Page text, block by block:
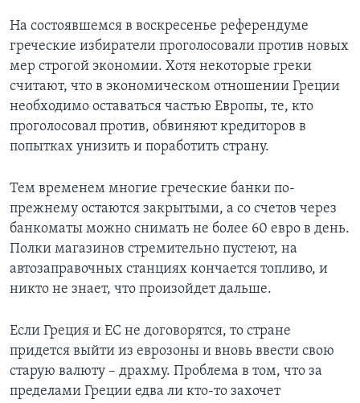
На состоявшемся в воскресенье референдуме
греческие избиратели проголосовали против новых
мер строгой экономии. Хотя некоторые греки
считают, что в экономическом отношении Греции
необходимо оставаться частью Европы, те, кто
проголосовал против, обвиняют кредиторов в
попытках унизить и поработить страну.
Тем временем многие греческие банки по-
прежнему остаются закрытыми, а со счетов через
банкоматы можно снимать не более 60 евро в день.
Полки магазинов стремительно пустеют, на
автозаправочных станциях кончается топливо, и
никто не знает, что произойдет дальше.
Если Греция и ЕС не договорятся, то стране
придется выйти из еврозоны и вновь ввести свою
старую валюту – драхму. Проблема в том, что за
пределами Греции едва ли кто-то захочет